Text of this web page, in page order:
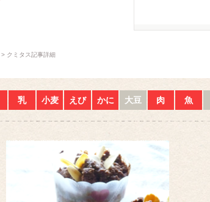
クミタス記事詳細
乳 小麦 えび かに 大豆 肉 魚